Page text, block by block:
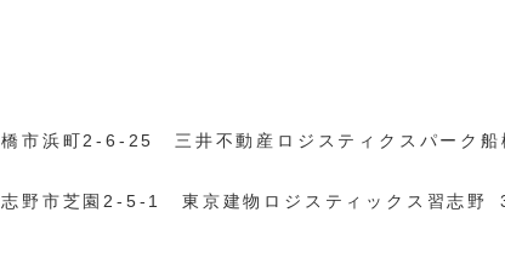
市浜町2-6-25 三井不動産ロジスティクスパーク
野市芝園2-5-1 東京建物ロジスティックス習志野